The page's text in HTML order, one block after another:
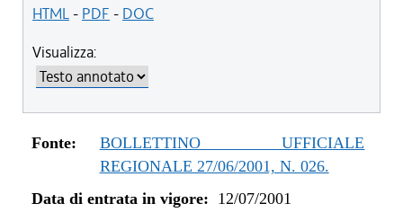
HTML- PDF - DOC
Visualizza:
Fonte:
BOLLETTINO UFFICIALE
REGIONALE 27/06/2001, N. 026.
Data di entrata in vigore: 12/07/2001